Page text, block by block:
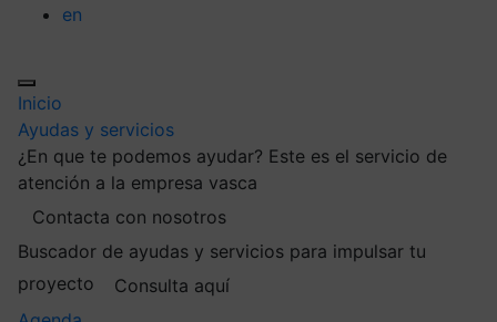
en
Inicio
Ayudas y servicios
¿En que te podemos ayudar? Este es el servicio de
atención a la empresa vasca
Contacta con nosotros
Buscador de ayudas y servicios para impulsar tu
proyecto
Consulta aquí